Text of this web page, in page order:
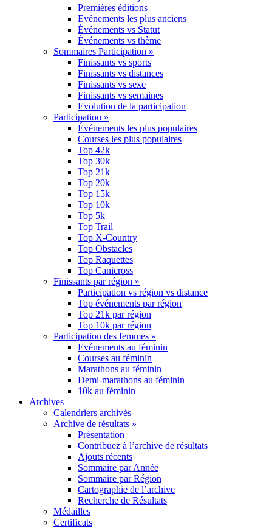
Premières éditions
Evénements les plus anciens
Événements vs Statut
Événements vs thème
Sommaires Participation »
Finissants vs sports
Finissants vs distances
Finissants vs sexe
Finissants vs semaines
Evolution de la participation
Participation »
Événements les plus populaires
Courses les plus populaires
Top 42k
Top 30k
Top 21k
Top 20k
Top 15k
Top 10k
Top 5k
Top Trail
Top X-Country
Top Obstacles
Top Raquettes
Top Canicross
Finissants par région »
Participation vs région vs distance
Top événements par région
Top 21k par région
Top 10k par région
Participation des femmes »
Evénements au féminin
Courses au féminin
Marathons au féminin
Demi-marathons au féminin
10k au féminin
Archives
Calendriers archivés
Archive de résultats »
Présentation
Contribuez à l’archive de résultats
Ajouts récents
Sommaire par Année
Sommaire par Région
Cartographie de l’archive
Recherche de Résultats
Médailles
Certificats